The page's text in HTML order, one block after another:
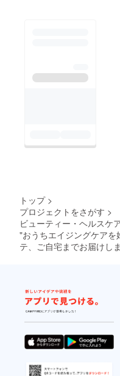
トップ >
プロジェクトをさがす >
ビューティー・ヘルスケ
"おうちエイジングケア
テ、ご自宅までお届けしま